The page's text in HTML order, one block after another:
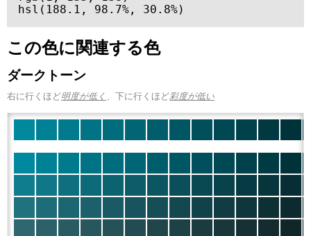
hsl(188.1, 98.7%, 30.8%)
この色に関連する色
ダークトーン
右に行くほど明度が低く 、下に行くほど彩度が低い